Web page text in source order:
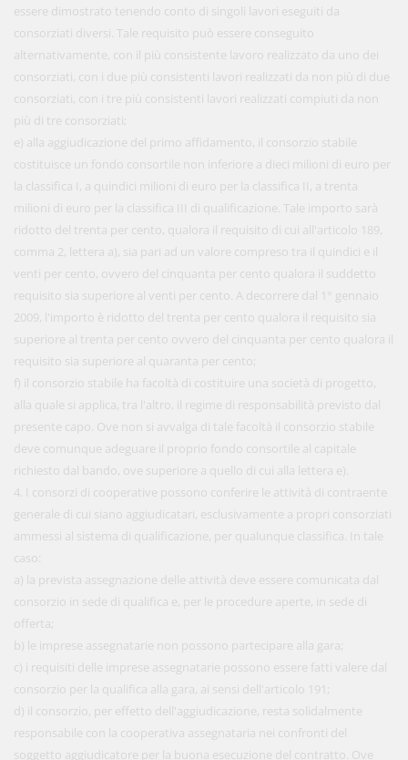
essere dimostrato tenendo conto di singoli lavori eseguiti da
consorziati diversi. Tale requisito può essere conseguito
alternativamente, con il più consistente lavoro realizzato da uno dei
consorziati, con i due più consistenti lavori realizzati da non più di due
consorziati, con i tre più consistenti lavori realizzati compiuti da non
più di tre consorziati;
e) alla aggiudicazione del primo affidamento, il consorzio stabile
costituisce un fondo consortile non inferiore a dieci milioni di euro per
la classifica I, a quindici milioni di euro per la classifica II, a trenta
milioni di euro per la classifica III di qualificazione. Tale importo sarà
ridotto del trenta per cento, qualora il requisito di cui all'articolo 189,
comma 2, lettera a), sia pari ad un valore compreso tra il quindici e il
venti per cento, ovvero del cinquanta per cento qualora il suddetto
requisito sia superiore al venti per cento. A decorrere dal 1° gennaio
2009, l'importo è ridotto del trenta per cento qualora il requisito sia
superiore al trenta per cento ovvero del cinquanta per cento qualora il
requisito sia superiore al quaranta per cento;
f) il consorzio stabile ha facoltà di costituire una società di progetto,
alla quale si applica, tra l'altro, il regime di responsabilità previsto dal
presente capo. Ove non si avvalga di tale facoltà il consorzio stabile
deve comunque adeguare il proprio fondo consortile al capitale
richiesto dal bando, ove superiore a quello di cui alla lettera e).
4. I consorzi di cooperative possono conferire le attività di contraente
generale di cui siano aggiudicatari, esclusivamente a propri consorziati
ammessi al sistema di qualificazione, per qualunque classifica. In tale
caso:
a) la prevista assegnazione delle attività deve essere comunicata dal
consorzio in sede di qualifica e, per le procedure aperte, in sede di
offerta;
b) le imprese assegnatarie non possono partecipare alla gara;
c) i requisiti delle imprese assegnatarie possono essere fatti valere dal
consorzio per la qualifica alla gara, ai sensi dell'articolo 191;
d) il consorzio, per effetto dell'aggiudicazione, resta solidalmente
responsabile con la cooperativa assegnataria nei confronti del
soggetto aggiudicatore per la buona esecuzione del contratto. Ove